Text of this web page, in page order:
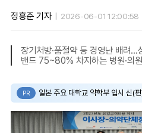
정흥준 기자 2026-06-01 12:00:58
장기처방·품절약 등 경영난 배려
밴드 75~80% 차지하는 병원·의
PR 일본 주요 대학교 약학부 입시 신(